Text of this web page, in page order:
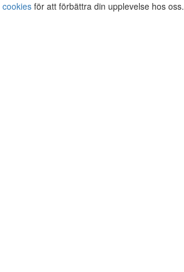
cookies för att förbättra din upplevelse hos oss.